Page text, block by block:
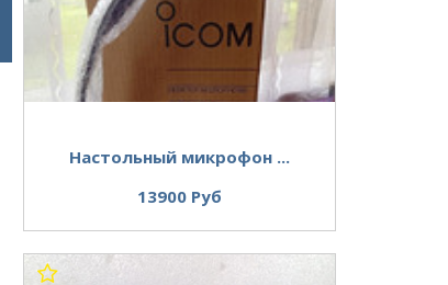
Настольный микрофон ...
13900 Руб